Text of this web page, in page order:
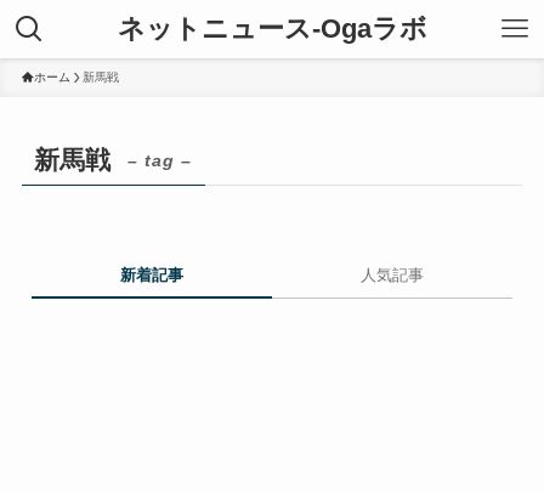
ネットニュース-Ogaラボ
ホーム 新馬戦
新馬戦 – tag –
新着記事 人気記事